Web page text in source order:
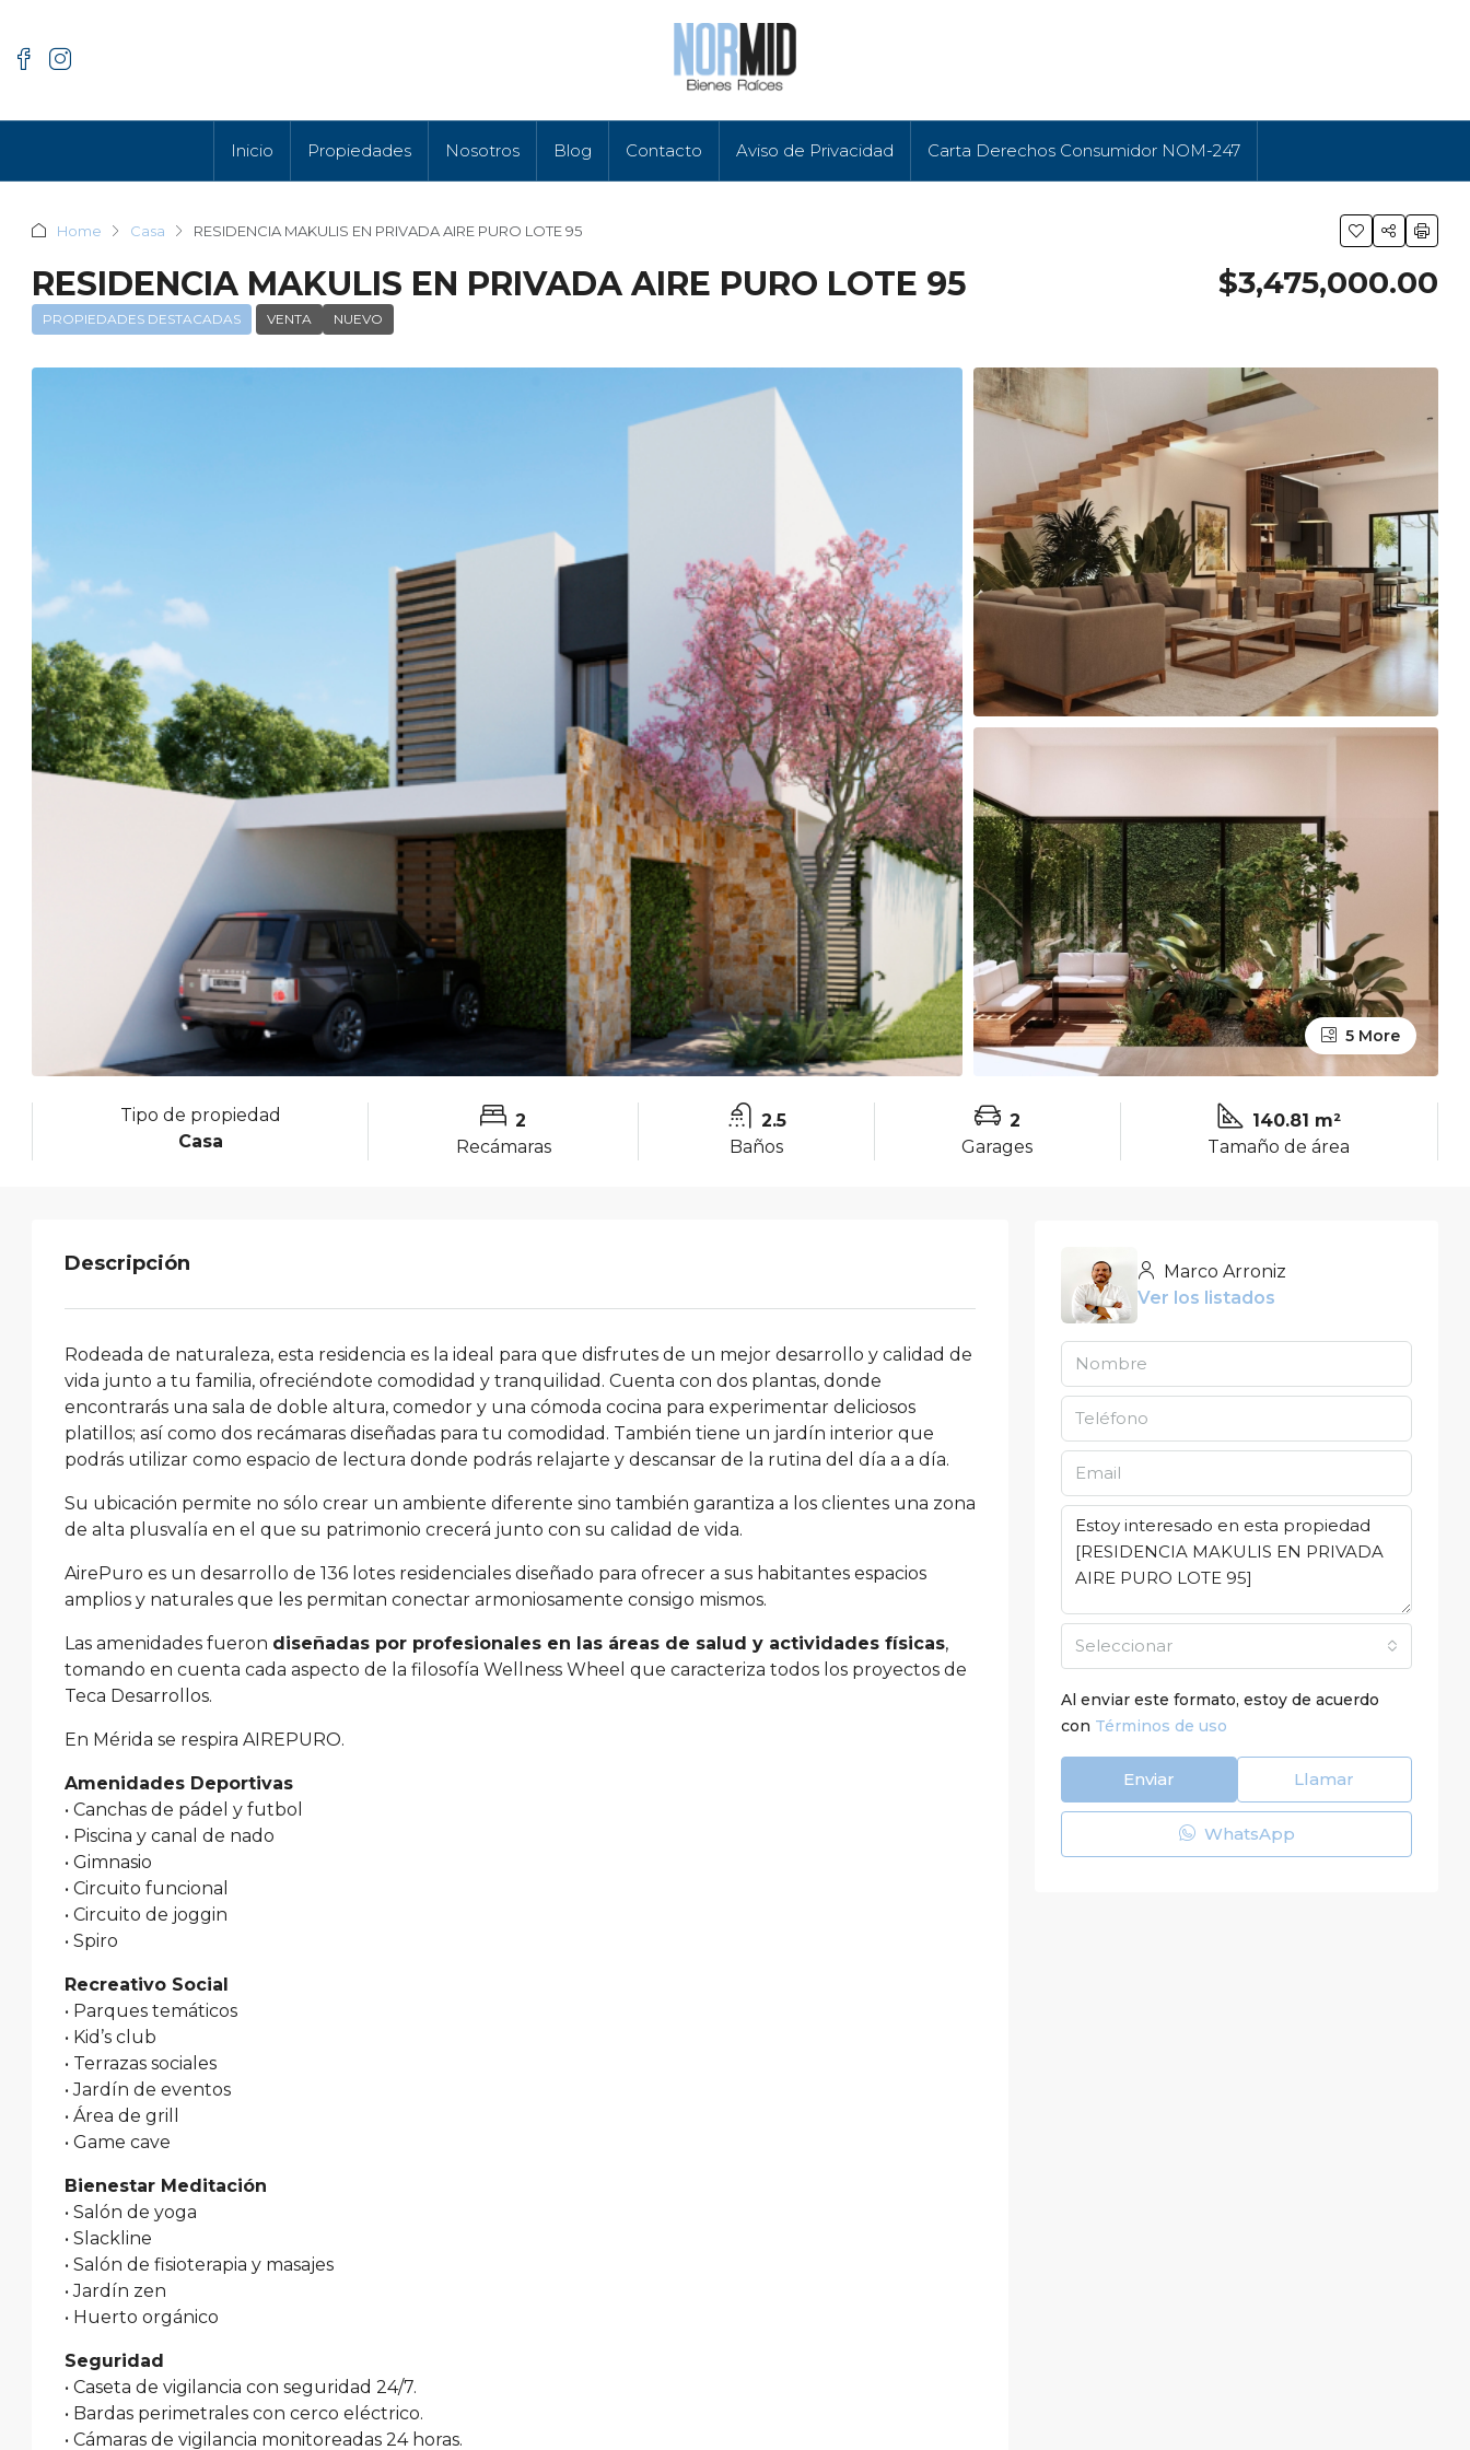
Inicio Propiedades Nosotros Blog Contacto Aviso de Privacidad Carta Derechos Consumidor NOM-247
Home Casa RESIDENCIA MAKULIS EN PRIVADA AIRE PURO LOTE 95
RESIDENCIA MAKULIS EN PRIVADA AIRE PURO LOTE 95
PROPIEDADES DESTACADAS VENTA NUEVO
$3,475,000.00
5 More
Tipo de propiedad
Casa
2
Recámaras
2.5
Baños
2
Garages
140.81 m²
Tamaño de área
Descripción
Rodeada de naturaleza, esta residencia es la ideal para que disfrutes de un mejor desarrollo y calidad de
vida junto a tu familia, ofreciéndote comodidad y tranquilidad. Cuenta con dos plantas, donde
encontrarás una sala de doble altura, comedor y una cómoda cocina para experimentar deliciosos
platillos; así como dos recámaras diseñadas para tu comodidad. También tiene un jardín interior que
podrás utilizar como espacio de lectura donde podrás relajarte y descansar de la rutina del día a a día.
Su ubicación permite no sólo crear un ambiente diferente sino también garantiza a los clientes una zona
de alta plusvalía en el que su patrimonio crecerá junto con su calidad de vida.
AirePuro es un desarrollo de 136 lotes residenciales diseñado para ofrecer a sus habitantes espacios
amplios y naturales que les permitan conectar armoniosamente consigo mismos.
Las amenidades fueron diseñadas por profesionales en las áreas de salud y actividades físicas,
tomando en cuenta cada aspecto de la filosofía Wellness Wheel que caracteriza todos los proyectos de
Teca Desarrollos.
En Mérida se respira AIREPURO.
Amenidades Deportivas
• Canchas de pádel y futbol
• Piscina y canal de nado
• Gimnasio
• Circuito funcional
• Circuito de joggin
• Spiro
Recreativo Social
• Parques temáticos
• Kid’s club
• Terrazas sociales
• Jardín de eventos
• Área de grill
• Game cave
Bienestar Meditación
• Salón de yoga
• Slackline
• Salón de fisioterapia y masajes
• Jardín zen
• Huerto orgánico
Seguridad
• Caseta de vigilancia con seguridad 24/7.
• Bardas perimetrales con cerco eléctrico.
• Cámaras de vigilancia monitoreadas 24 horas.
Marco Arroniz
Ver los listados
Seleccionar
Al enviar este formato, estoy de acuerdo
con Términos de uso
Enviar Llamar
WhatsApp